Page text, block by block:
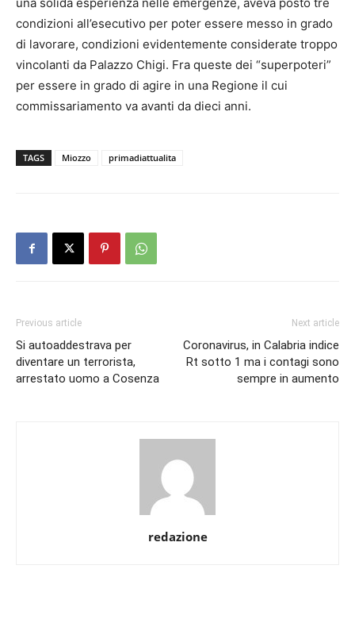
condizioni all’esecutivo per poter essere messo in grado
di lavorare, condizioni evidentemente considerate troppo
vincolanti da Palazzo Chigi. Fra queste dei “superpoteri”
per essere in grado di agire in una Regione il cui
commissariamento va avanti da dieci anni.
TAGS Miozzo primadiattualita
Previous article
Si autoaddestrava per
diventare un terrorista,
arrestato uomo a Cosenza
Next article
Coronavirus, in Calabria indice
Rt sotto 1 ma i contagi sono
sempre in aumento
redazione